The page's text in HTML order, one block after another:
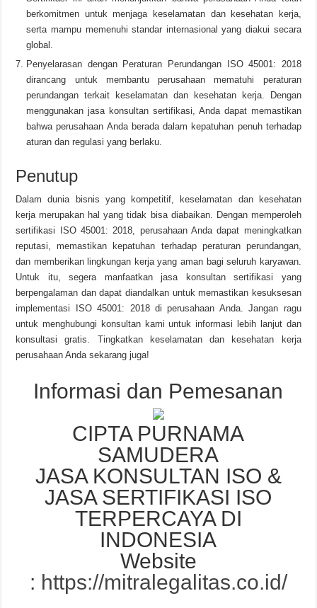
berkomitmen untuk menjaga keselamatan dan kesehatan kerja,
serta mampu memenuhi standar internasional yang diakui secara
global.
Penyelarasan dengan Peraturan Perundangan ISO 45001: 2018
dirancang untuk membantu perusahaan mematuhi peraturan
perundangan terkait keselamatan dan kesehatan kerja. Dengan
menggunakan jasa konsultan sertifikasi, Anda dapat memastikan
bahwa perusahaan Anda berada dalam kepatuhan penuh terhadap
aturan dan regulasi yang berlaku.
Penutup
Dalam dunia bisnis yang kompetitif, keselamatan dan kesehatan
kerja merupakan hal yang tidak bisa diabaikan. Dengan memperoleh
sertifikasi ISO 45001: 2018, perusahaan Anda dapat meningkatkan
reputasi, memastikan kepatuhan terhadap peraturan perundangan,
dan memberikan lingkungan kerja yang aman bagi seluruh karyawan.
Untuk itu, segera manfaatkan jasa konsultan sertifikasi yang
berpengalaman dan dapat diandalkan untuk memastikan kesuksesan
implementasi ISO 45001: 2018 di perusahaan Anda. Jangan ragu
untuk menghubungi konsultan kami untuk informasi lebih lanjut dan
konsultasi gratis. Tingkatkan keselamatan dan kesehatan kerja
perusahaan Anda sekarang juga!
Informasi dan Pemesanan
CIPTA PURNAMA
SAMUDERA
JASA KONSULTAN ISO &
JASA SERTIFIKASI ISO
TERPERCAYA DI
INDONESIA
Website
: https://mitralegalitas.co.id/